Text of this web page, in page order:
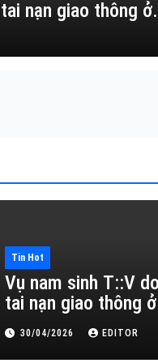
tai nạn giao thông ở
Tin Hot
Vụ nam sinh T::V
tai nạn giao thông ở
Đắk Lắk
30/04/2026 EDITOR